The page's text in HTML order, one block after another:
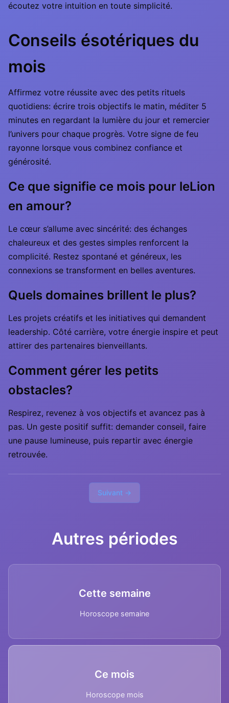
écoutez votre intuition en toute simplicité.
Conseils ésotériques du
mois
Affirmez votre réussite avec des petits rituels
quotidiens: écrire trois objectifs le matin, méditer 5
minutes en regardant la lumière du jour et remercier
l’univers pour chaque progrès. Votre signe de feu
rayonne lorsque vous combinez confiance et
générosité.
Ce que signifie ce mois pour leLion
en amour?
Le cœur s’allume avec sincérité: des échanges
chaleureux et des gestes simples renforcent la
complicité. Restez spontané et généreux, les
connexions se transforment en belles aventures.
Quels domaines brillent le plus?
Les projets créatifs et les initiatives qui demandent
leadership. Côté carrière, votre énergie inspire et peut
attirer des partenaires bienveillants.
Comment gérer les petits
obstacles?
Respirez, revenez à vos objectifs et avancez pas à
pas. Un geste positif suffit: demander conseil, faire
une pause lumineuse, puis repartir avec énergie
retrouvée.
Suivant →
Autres périodes
Cette semaine
Horoscope semaine
Ce mois
Horoscope mois